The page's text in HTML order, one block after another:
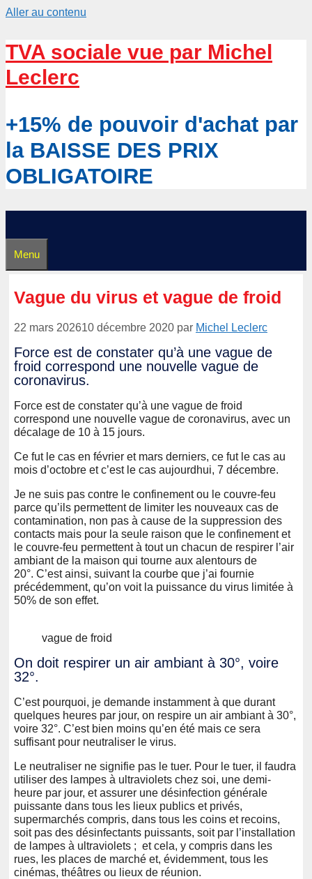
Aller au contenu
TVA sociale vue par Michel
Leclerc
+15% de pouvoir d'achat par
la BAISSE DES PRIX
OBLIGATOIRE
Menu
Vague du virus et vague de froid
22 mars 202610 décembre 2020 par Michel Leclerc
Force est de constater qu’à une vague de
froid correspond une nouvelle vague de
coronavirus.
Force est de constater qu’à une vague de froid
correspond une nouvelle vague de coronavirus, avec un
décalage de 10 à 15 jours.
Ce fut le cas en février et mars derniers, ce fut le cas au
mois d’octobre et c’est le cas aujourdhui, 7 décembre.
Je ne suis pas contre le confinement ou le couvre-feu
parce qu’ils permettent de limiter les nouveaux cas de
contamination, non pas à cause de la suppression des
contacts mais pour la seule raison que le confinement et
le couvre-feu permettent à tout un chacun de respirer l’air
ambiant de la maison qui tourne aux alentours de
20°. C’est ainsi, suivant la courbe que j’ai fournie
précédemment, qu’on voit la puissance du virus limitée à
50% de son effet.
vague de froid
On doit respirer un air ambiant à 30°, voire
32°.
C’est pourquoi, je demande instamment à que durant
quelques heures par jour, on respire un air ambiant à 30°,
voire 32°. C’est bien moins qu’en été mais ce sera
suffisant pour neutraliser le virus.
Le neutraliser ne signifie pas le tuer. Pour le tuer, il faudra
utiliser des lampes à ultraviolets chez soi, une demi-
heure par jour, et assurer une désinfection générale
puissante dans tous les lieux publics et privés,
supermarchés compris, dans tous les coins et recoins,
soit pas des désinfectants puissants, soit par l’installation
de lampes à ultraviolets ; et cela, y compris dans les
rues, les places de marché et, évidemment, tous les
cinémas, théâtres ou lieux de réunion.